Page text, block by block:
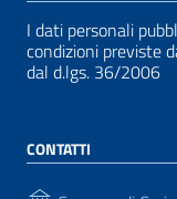
I dati personali
condizioni previste
dal d.lgs. 36/2006
CONTATTI